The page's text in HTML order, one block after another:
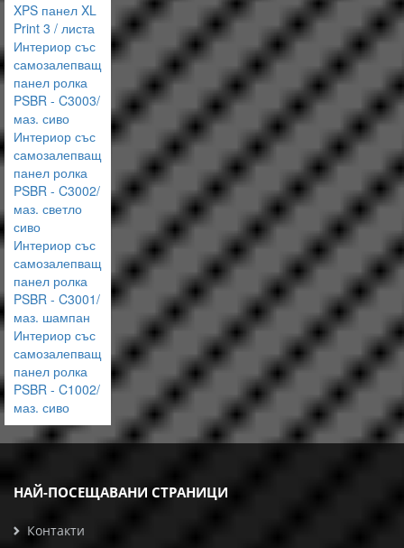
XPS панел XL
Print 3 / листа
Интериор със
самозалепващ
панел ролка
PSBR - C3003/
маз. сиво
Интериор със
самозалепващ
панел ролка
PSBR - C3002/
маз. светло
сиво
Интериор със
самозалепващ
панел ролка
PSBR - C3001/
маз. шампан
Интериор със
самозалепващ
панел ролка
PSBR - C1002/
маз. сиво
НАЙ-ПОСЕЩАВАНИ СТРАНИЦИ
Контакти